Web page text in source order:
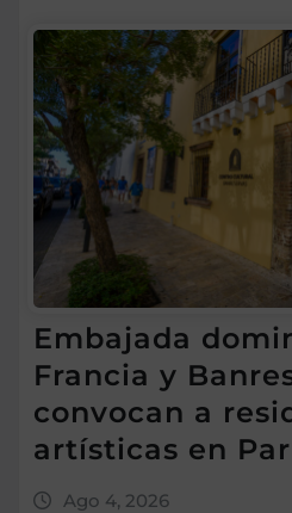
Embajada
Francia y
convocan a
artísticas en
Ago 4, 2026